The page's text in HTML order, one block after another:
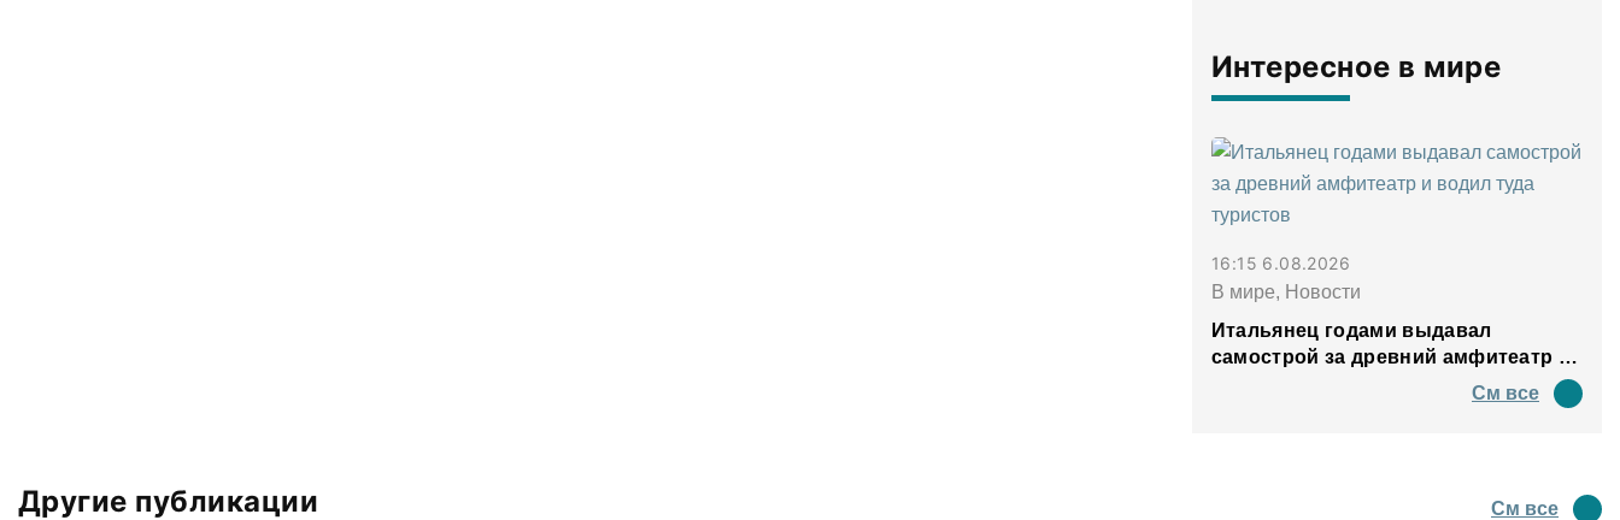
Интересное в мире
16:15 6.08.2026
В мире, Новости
Итальянец годами выдавал
самострой за древний амфитеатр и
См все
Другие публикации См все